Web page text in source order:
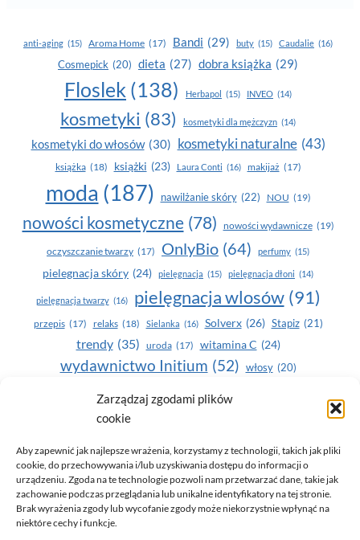
Zarządzaj zgodami plików
cookie
Aby zapewnić jak najlepsze wrażenia, korzystamy z technologii, takich jak pliki
cookie, do przechowywania i/lub uzyskiwania dostępu do informacji o
urządzeniu. Zgoda na te technologie pozwoli nam przetwarzać dane, takie jak
zachowanie podczas przeglądania lub unikalne identyfikatory na tej stronie.
Brak wyrażenia zgody lub wycofanie zgody może niekorzystnie wpłynąć na
niektóre cechy i funkcje.
anti-aging (15) Aroma Home (17) Bandi (29) buty (15) Caudalie (16)
Cosmepick (20) dieta (27) dobra książka (29)
Floslek (138) Herbapol (15) INVEO (14)
kosmetyki (83) kosmetyki dla mężczyzn (14)
kosmetyki do włosów (30) kosmetyki naturalne (43)
książka (18) książki (23) Laura Conti (16) makijaż (17)
moda (187) nawilżanie skóry (22) NOU (19)
nowości kosmetyczne (78) nowości wydawnicze (19)
oczyszczanie twarzy (17) OnlyBio (64) perfumy (15)
pielegnacja skóry (24) pielęgnacja (15) pielęgnacja dłoni (14)
pielęgnacja twarzy (16) pielęgnacja wlosów (91)
przepis (17) relaks (18) Sielanka (16) Solverx (26) Stapiz (21)
trendy (35) uroda (17) witamina C (24)
wydawnictwo Initium (52) włosy (20)
Yasumi(164) zdrowe zęby
zdrowie